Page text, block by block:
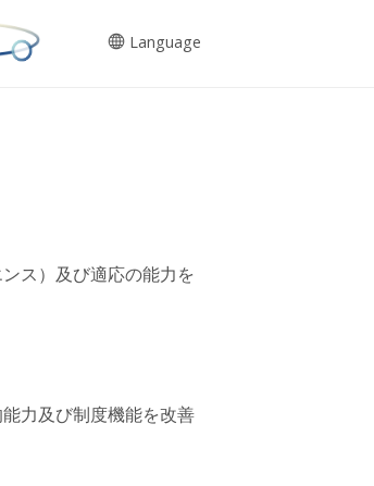
Language
ス）及び適応の能力を
力及び制度機能を改善